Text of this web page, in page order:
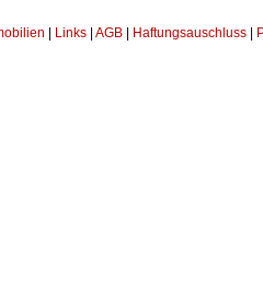
Links AGB Haftungsauschluss